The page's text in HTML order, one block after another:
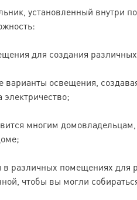
установленный внутри
для создания
освещения,
многим
различных помещениях для
чтобы вы могли